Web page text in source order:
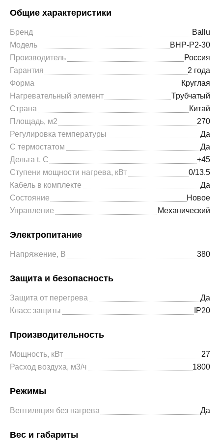
Общие характеристики
Бренд
Ballu
Модель
BHP-P2-30
Производитель
Россия
Гарантия
2 года
Форма
Круглая
Нагревательный элемент
Трубчатый
Страна
Китай
Площадь, м2
270
Регулировка температуры
Да
С термостатом
Да
Дельта t, С
+45
Ступени мощности нагрева, кВт
0/13.5
Кабель в комплекте
Да
Состояние
Новое
Управление
Механический
Электропитание
Напряжение, В 380
Защита и безопасность
Защита от перегрева
Да
Класс защиты
IP20
Производительность
Мощность, кВт
27
Расход воздуха, м3/ч
1800
Режимы
Вентиляция без нагрева Да
Вес и габариты